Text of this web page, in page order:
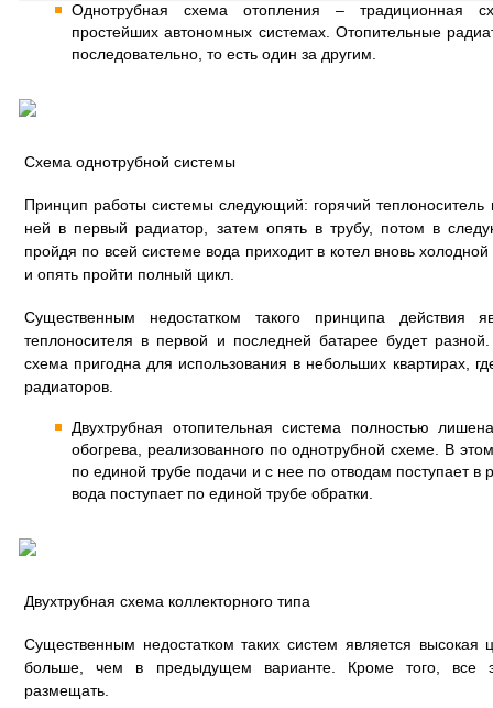
Однотрубная схема отопления – традиционная
простейших автономных системах. Отопительные
последовательно, то есть один за другим.
Схема однотрубной системы
Принцип работы системы следующий: горячий теплоноситель
ней в первый радиатор, затем опять в трубу, потом в
пройдя по всей системе вода приходит в котел вновь холодной
и опять пройти полный цикл.
Существенным недостатком такого принципа действия
теплоносителя в первой и последней батарее будет
схема пригодна для использования в небольших квартирах,
радиаторов.
Двухтрубная отопительная система полностью
обогрева, реализованного по однотрубной схеме. В
по единой трубе подачи и с нее по отводам поступает
вода поступает по единой трубе обратки.
Двухтрубная схема коллекторного типа
Существенным недостатком таких систем является высокая
больше, чем в предыдущем варианте. Кроме того, все
размещать.